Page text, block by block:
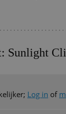
Sunlight
Log in of